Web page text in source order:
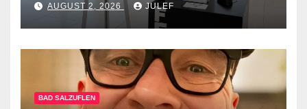
AUGUST 2, 2026 JULEF
BAD SALZUFLEN